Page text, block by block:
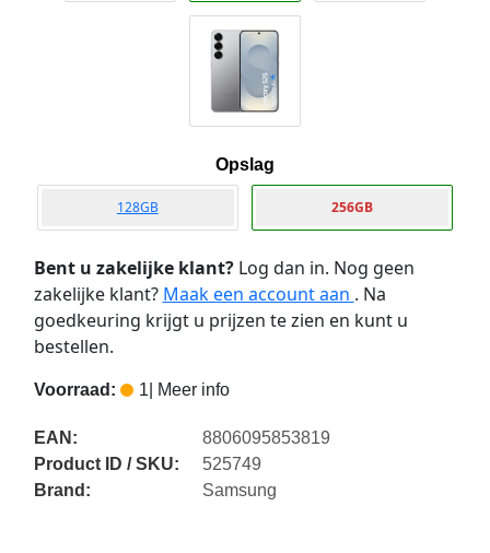
Opslag
128GB 256GB
Bent u zakelijke klant?Log dan in. Nog geen
zakelijke klant? Maak een account aan . Na
goedkeuring krijgt u prijzen te zien en kunt u
bestellen.
Voorraad: 1| Meer info
EAN:
8806095853819
Product ID / SKU:
525749
Brand:
Samsung